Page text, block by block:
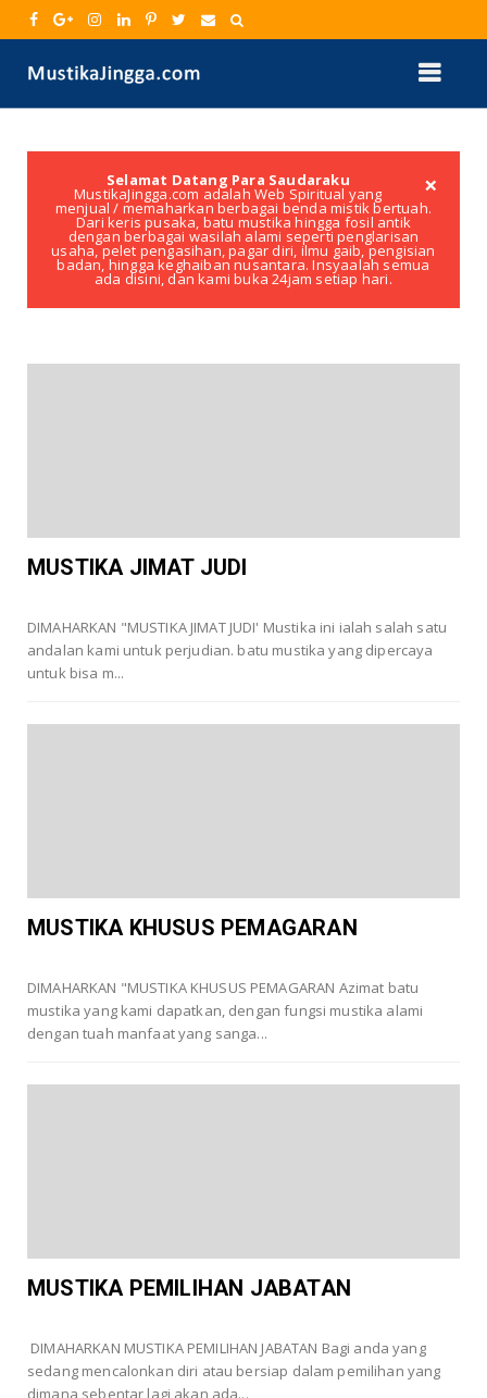
×
Selamat Datang Para Saudaraku
MustikaJingga.com adalah Web Spiritual yang
menjual / memaharkan berbagai benda mistik bertuah.
Dari keris pusaka, batu mustika hingga fosil antik
dengan berbagai wasilah alami seperti penglarisan
usaha, pelet pengasihan, pagar diri, ilmu gaib, pengisian
badan, hingga keghaiban nusantara. Insyaalah semua
ada disini, dan kami buka 24jam setiap hari.
MUSTIKA JIMAT JUDI
DIMAHARKAN "MUSTIKA JIMAT JUDI' Mustika ini ialah salah satu
andalan kami untuk perjudian. batu mustika yang dipercaya
untuk bisa m...
MUSTIKA KHUSUS PEMAGARAN
DIMAHARKAN "MUSTIKA KHUSUS PEMAGARAN Azimat batu
mustika yang kami dapatkan, dengan fungsi mustika alami
dengan tuah manfaat yang sanga...
MUSTIKA PEMILIHAN JABATAN
DIMAHARKAN MUSTIKA PEMILIHAN JABATAN Bagi anda yang
sedang mencalonkan diri atau bersiap dalam pemilihan yang
dimana sebentar lagi akan ada...